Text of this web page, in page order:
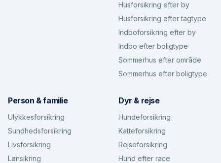
Husforsikring efter by
Husforsikring efter tagtype
Indboforsikring efter by
Indbo efter boligtype
Sommerhus efter område
Sommerhus efter boligtype
Person & familie
Ulykkesforsikring
Sundhedsforsikring
Livsforsikring
Lønsikring
Dyr & rejse
Hundeforsikring
Katteforsikring
Rejseforsikring
Hund efter race